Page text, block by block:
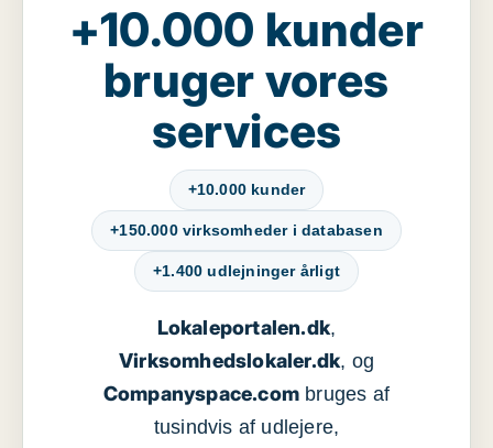
+10.000 kunder
bruger vores
services
+10.000 kunder
+150.000 virksomheder i databasen
+1.400 udlejninger årligt
Lokaleportalen.dk,
Virksomhedslokaler.dk, og
Companyspace.com bruges af
tusindvis af udlejere,